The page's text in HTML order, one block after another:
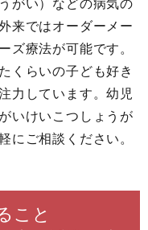
がい）などの病気の
来ではオーダーメー
ズ療法が可能です。
くらいの子ども好き
力しています。幼児
いけいこつしょうが
にご相談ください。
こと